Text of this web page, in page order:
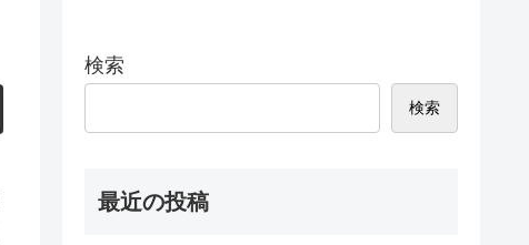
検索
検索
最近の投稿